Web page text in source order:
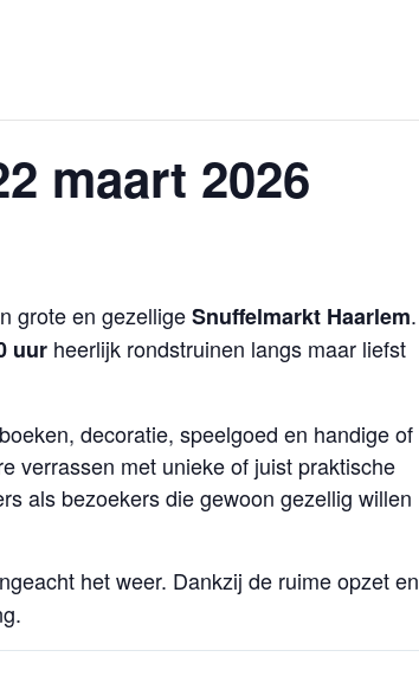
maart 2026
grote en gezelligeSnuffelmarkt Haarlem.
uur heerlijk rondstruinen langs maar liefst
decoratie, speelgoed en handige of
verrassen met unieke of juist praktische
als bezoekers die gewoon gezellig willen
het weer. Dankzij de ruime opzet en